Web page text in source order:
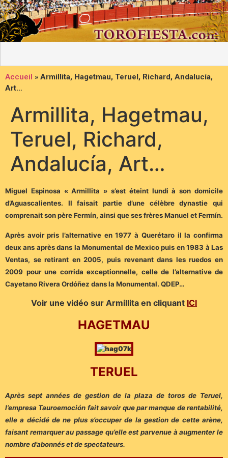
Accueil » Armillita, Hagetmau, Teruel, Richard, Andalucía,
Art…
Armillita, Hagetmau,
Teruel, Richard,
Andalucía, Art…
Miguel Espinosa « Armillita » s’est éteint lundi à son domicile
d’Aguascalientes. Il faisait partie d’une célèbre dynastie qui
comprenait son père Fermín, ainsi que ses frères Manuel et Fermín.
Après avoir pris l’alternative en 1977 à Querétaro il la confirma
deux ans après dans la Monumental de Mexico puis en 1983 à Las
Ventas, se retirant en 2005, puis revenant dans les ruedos en
2009 pour une corrida exceptionnelle, celle de l’alternative de
Cayetano Rivera Ordóñez dans la Monumental. QDEP…
Voir une vidéo sur Armillita en cliquant ICI
HAGETMAU
TERUEL
Après sept années de gestion de la plaza de toros de Teruel,
l’empresa Tauroemoción fait savoir que par manque de rentabilité,
elle a décidé de ne plus s’occuper de la gestion de cette arène,
faisant remarquer au passage qu’elle est parvenue à augmenter le
nombre d’abonnés et de spectateurs.